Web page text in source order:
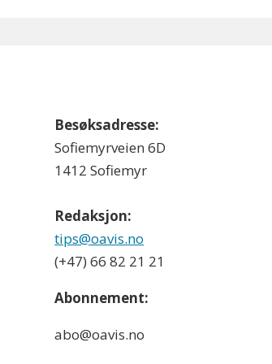
Besøksadresse:
Sofiemyrveien 6D
1412 Sofiemyr
Redaksjon:
tips@oavis.no
(+47) 66 82 21 21
Abonnement:
abo@oavis.no